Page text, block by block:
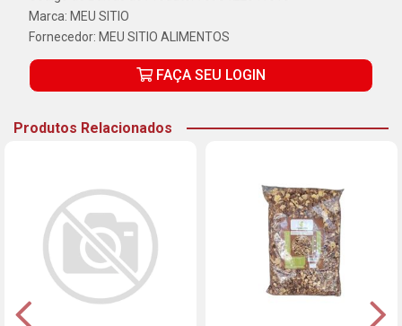
Marca: MEU SITIO
Fornecedor: MEU SITIO ALIMENTOS
FAÇA SEU LOGIN
Produtos Relacionados